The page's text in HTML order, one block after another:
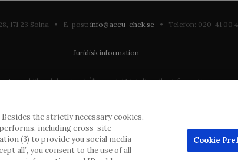
171 23 Solna • E-post: info@accu-chek.se • Telefon: 020-41
Juridisk information
publik och kan innehålla produktdetaljer eller information som
eventuellt inte uppfyller någon gällande rättslig process,
men kommer att ta bort vilseledande eller olämpliga inlägg i
webbplats för användning någon annanstans är inte tillåtet
annonsörer, och sådant innehåll är märkt.
the strictly necessary cookies,
performs, including cross-site
(3) to provide you social media
all”, you consent to the use of all
Cookie